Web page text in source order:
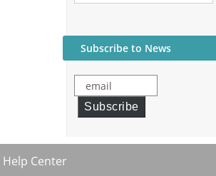
Subscribe to News
email
Subscribe
Help Center